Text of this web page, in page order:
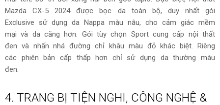
Mazda CX-5 2024 được bọc da toàn bộ, duy nhất gói
Exclusive sử dụng da Nappa màu nâu, cho cảm giác mềm
mại và da căng hơn. Gói tùy chọn Sport cung cấp nội thất
đen và nhấn nhá đường chỉ khâu màu đỏ khác biệt. Riêng
các phiên bản cấp thấp hơn chỉ sử dụng da thường màu
đen.
4. TRANG BỊ TIỆN NGHI, CÔNG NGHỆ &